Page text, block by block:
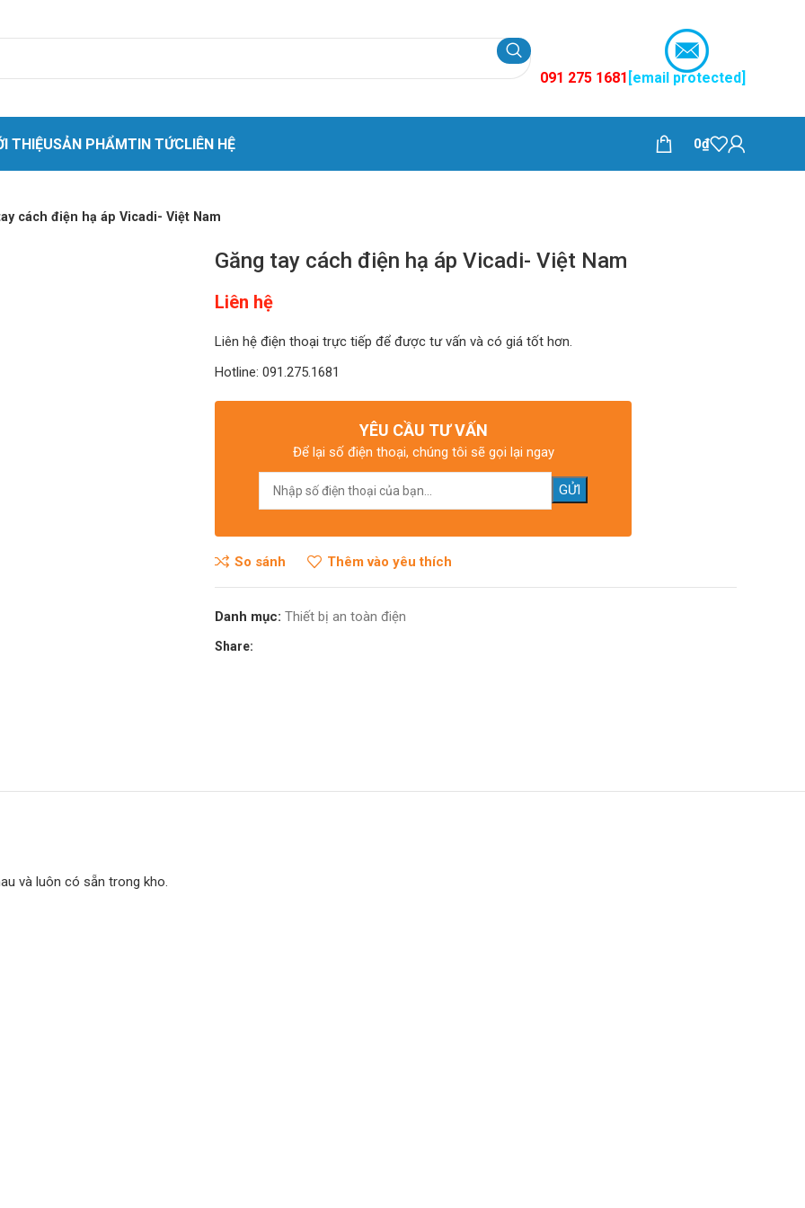
091 275 1681 [email protected]
THIỆUSẢN PHẨMTIN TỨCLIÊN HỆ 0₫
cách điện hạ áp Vicadi- Việt Nam
Găng tay cách điện hạ áp Vicadi- Việt Nam
Liên hệ
Liên hệ điện thoại trực tiếp để được tư vấn và có giá tốt hơn.
Hotline: 091.275.1681
YÊU CẦU TƯ VẤN
Để lại số điện thoại, chúng tôi sẽ gọi lại ngay
So sánh Thêm vào yêu thích
Danh mục: Thiết bị an toàn điện
Share:
và luôn có sẵn trong kho.